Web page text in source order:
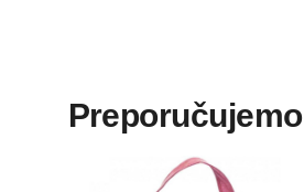
Preporučujemo